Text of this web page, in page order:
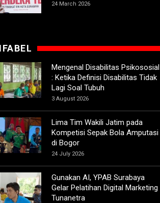
24 March 2026
Mengenal Disabilitas Psikososial
: Ketika Definisi Disabilitas Tidak
Lagi Soal Tubuh
3 August 2026
Lima Tim Wakili Jatim pada
Kompetisi Sepak Bola Amputasi
di Bogor
24 July 2026
Gunakan AI, YPAB Surabaya
Gelar Pelatihan Digital Marketing
Tunanetra